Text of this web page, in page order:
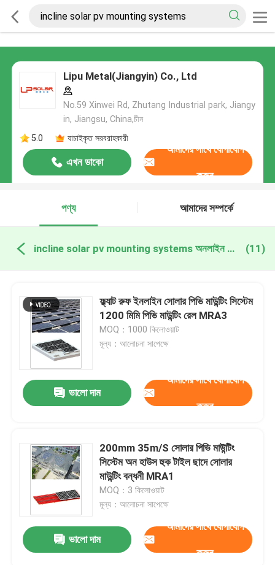
Lipu Metal(Jiangyin) Co., Ltd
No.59 Xinwei Rd, Zhutang Industrial park, Jiangy
in, Jiangsu, China,চীন
5.0
যাচাইকৃত সরবরাহকারী
এখন ডাকো
আমাদের সাথে যোগাযোগ
করুন
পণ্য আমাদের সম্পর্কে
incline solar pv mounting systems অনলাইন উত্পাদন (11)
ফ্ল্যাট রুফ ইনলাইন সোলার পিভি মাউন্টিং সিস্টেম
1200 মিমি পিভি মাউন্টিং রেল MRA3
MOQ：1000 কিলোওয়াট
মূল্য：আলোচনা সাপেক্ষে
ভালো দাম
আমাদের সাথে যোগাযোগ
করুন
200mm 35m/S সোলার পিভি মাউন্টিং
সিস্টেম অন হাউস হুক টাইল ছাদে সোলার
মাউন্টিং বন্ধনী MRA1
MOQ：3 কিলোওয়াট
মূল্য：আলোচনা সাপেক্ষে
ভালো দাম
আমাদের সাথে যোগাযোগ
করুন